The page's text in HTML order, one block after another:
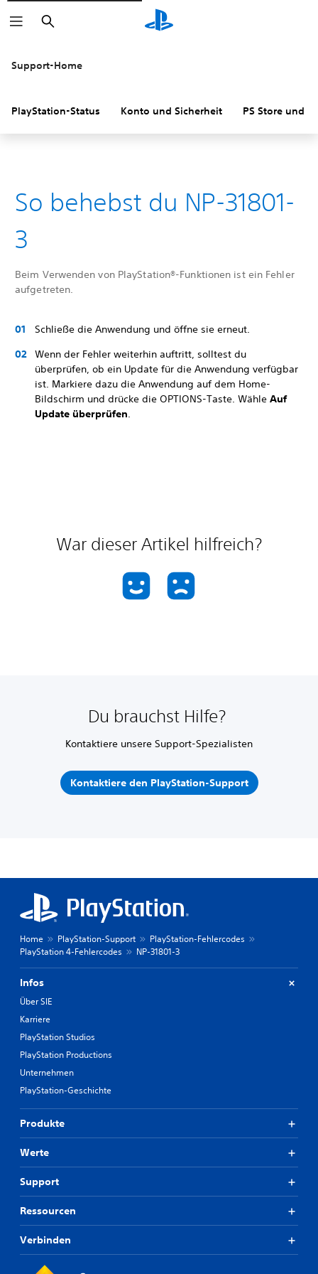
Suchen
Support-Home
PlayStation-Status Konto und Sicherheit PS Store und
So behebst du NP-31801-
3
Beim Verwenden von PlayStation®-Funktionen ist ein Fehler
aufgetreten.
Schließe die Anwendung und öffne sie erneut.
Wenn der Fehler weiterhin auftritt, solltest du
überprüfen, ob ein Update für die Anwendung verfügbar
ist. Markiere dazu die Anwendung auf dem Home-
Bildschirm und drücke die OPTIONS-Taste. Wähle Auf
Update überprüfen.
War dieser Artikel hilfreich?
Du brauchst Hilfe?
Kontaktiere unsere Support-Spezialisten
Kontaktiere den PlayStation-Support
Home PlayStation-Support
PlayStation-Fehlercodes
PlayStation 4-Fehlercodes
NP-31801-3
Infos
Über SIE
Karriere
PlayStation Studios
PlayStation Productions
Unternehmen
PlayStation-Geschichte
Produkte
Werte
Support
Ressourcen
Verbinden